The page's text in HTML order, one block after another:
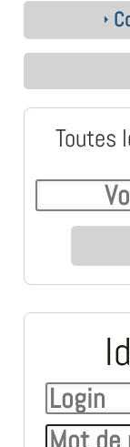
Toutes